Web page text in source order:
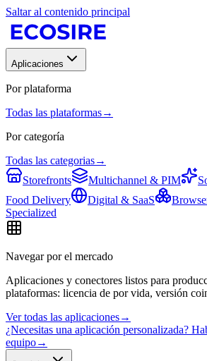
Saltar al contenido principal
Aplicaciones
Por plataforma
Todas las plataformas→
Por categoría
Todas las categorias→
Storefronts
Multichannel & PIM
Food Delivery
Digital & SaaS
Specialized
Navegar por el mercado
Aplicaciones y conectores listos para
plataformas: licencia de por vida, versión
Ver todas las aplicaciones→
¿Necesitas una aplicación personalizada?
equipo→